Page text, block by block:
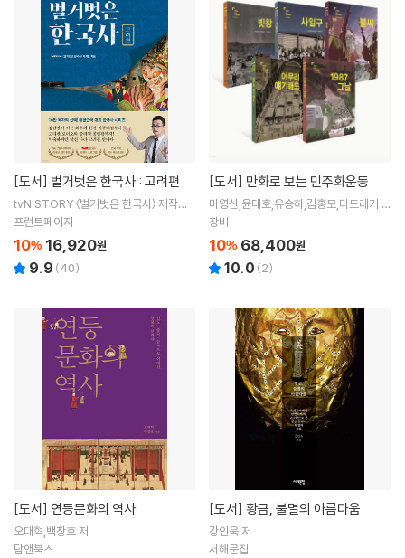
[도서] 벌거벗은 한국사 : 고려편
tvN STORY 〈벌거벗은 한국사〉 제작팀
저
프런트페이지
10% 16,920원
9.9 (40)
[도서] 만화로 보는 민주화운동
마영신,윤태호,유승하,김홍모,다드래기 공
저
창비
10% 68,400원
10.0 (2)
[도서] 연등문화의 역사
오대혁,백창호 저
담앤북스
[도서] 황금, 불멸의 아름다움
강인욱 저
서해문집